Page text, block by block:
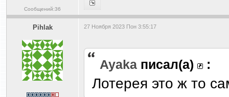
Сообщений:36
Pihlak 27 Ноября 2023 Пон 3:55:17
Ayaka писал(а) :
Лотерея это ж то